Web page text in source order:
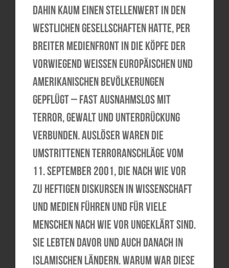
dahin kaum einen Stellenwert in den
westlichen Gesellschaften hatte, per
breiter Medienfront in die Köpfe der
vorwiegend weißen europäischen und
amerikanischen Bevölkerungen
gepflügt – fast ausnahmslos mit
Terror, Gewalt und Unterdrückung
verbunden. Auslöser waren die
umstrittenen Terroranschläge vom
11. September 2001, die nach wie vor
zu heftigen Diskursen in Wissenschaft
und Medien führen und für viele
Menschen nach wie vor ungeklärt sind.
Sie lebten davor und auch danach in
islamischen Ländern. Warum war diese